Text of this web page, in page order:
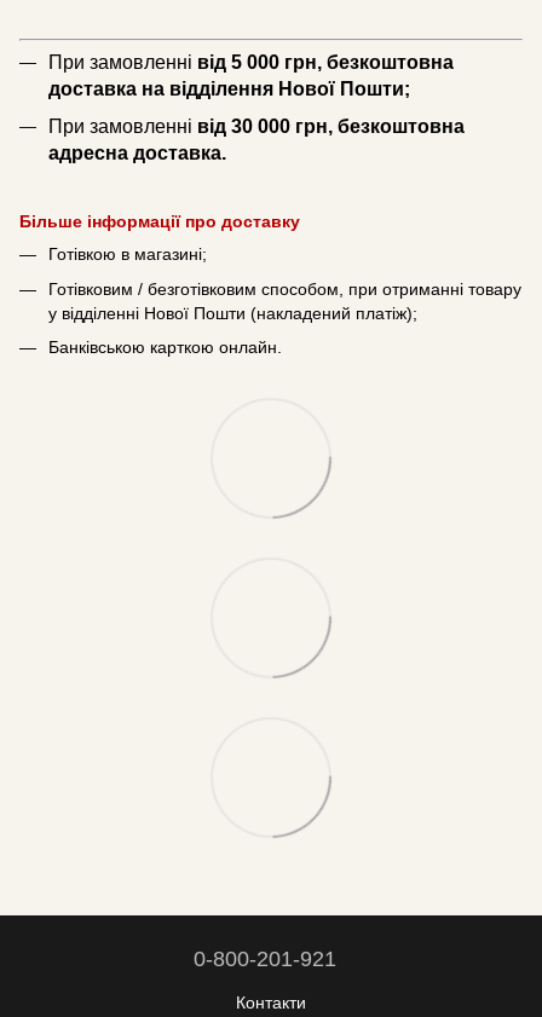
При замовленні від 5 000 грн, безкоштовна
доставка на відділення Нової Пошти;
При замовленні від 30 000 грн, безкоштовна
адресна доставка.
Більше інформації про доставку
Готівкою в магазині;
Готівковим / безготівковим способом, при отриманні товару
у відділенні Нової Пошти (накладений платіж);
Банківською карткою онлайн.
0-800-201-921
Контакти